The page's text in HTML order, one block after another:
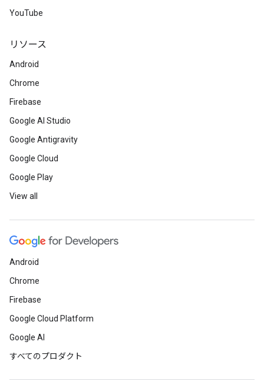
YouTube
リソース
Android
Chrome
Firebase
Google AI Studio
Google Antigravity
Google Cloud
Google Play
View all
Android
Chrome
Firebase
Google Cloud Platform
Google AI
すべてのプロダクト